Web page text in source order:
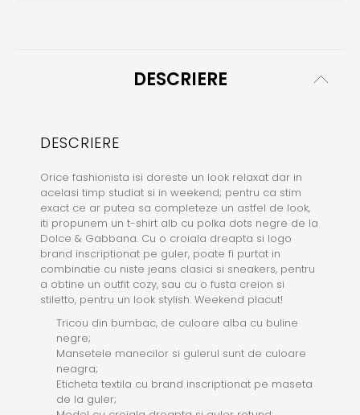
DESCRIERE
DESCRIERE
Orice fashionista isi doreste un look relaxat dar in
acelasi timp studiat si in weekend; pentru ca stim
exact ce ar putea sa completeze un astfel de look,
iti propunem un t-shirt alb cu polka dots negre de la
Dolce & Gabbana. Cu o croiala dreapta si logo
brand inscriptionat pe guler, poate fi purtat in
combinatie cu niste jeans clasici si sneakers, pentru
a obtine un outfit cozy, sau cu o fusta creion si
stiletto, pentru un look stylish. Weekend placut!
Tricou din bumbac, de culoare alba cu buline
negre;
Mansetele manecilor si gulerul sunt de culoare
neagra;
Eticheta textila cu brand inscriptionat pe maseta
de la guler;